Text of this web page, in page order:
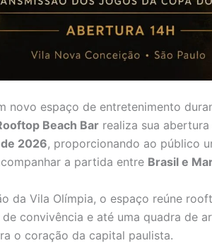
novo espaço de entretenimento
Beach Bar realiza sua
2026, proporcionando ao público
a partida entre Brasil e
da Vila Olímpia, o espaço reúne
convivência e até uma quadra de
o coração da capital paulista.